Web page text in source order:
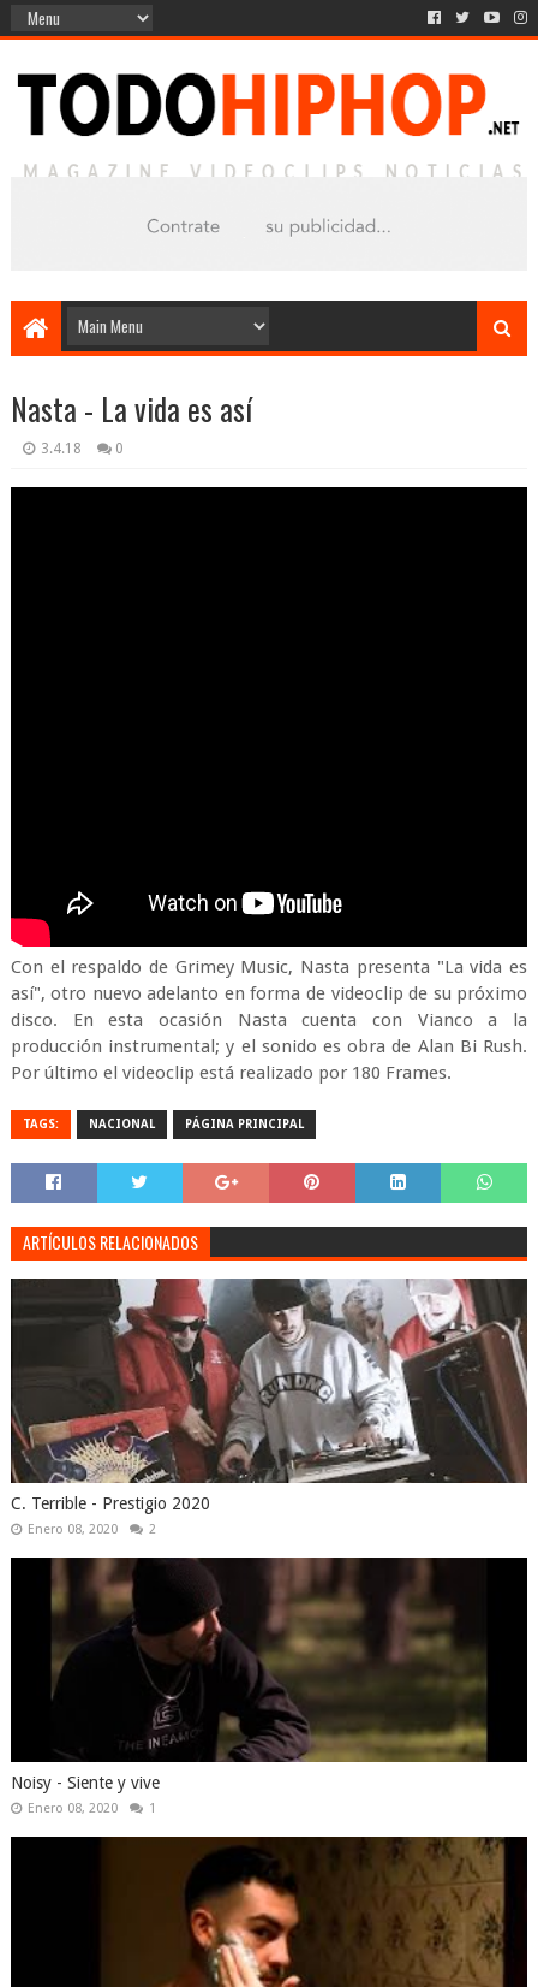
Nasta - La vida es así
3.4.18 0
Con el respaldo de Grimey Music, Nasta presenta "La vida es
así", otro nuevo adelanto en forma de videoclip de su próximo
disco. En esta ocasión Nasta cuenta con Vianco a la
producción instrumental; y el sonido es obra de Alan Bi Rush.
Por último el videoclip está realizado por 180 Frames.
TAGS: NACIONAL PÁGINA PRINCIPAL
ARTÍCULOS RELACIONADOS
C. Terrible - Prestigio 2020
Enero 08, 2020 2
Noisy - Siente y vive
Enero 08, 2020 1